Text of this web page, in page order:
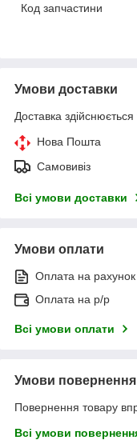
Код запчастини
Умови доставки
Доставка здійснюється
Нова Пошта
Самовивіз
Всі умови доставки
Умови оплати
Оплата на рахунок
Оплата на р/р
Всі умови оплати
Умови повернення
Повернення товару
Всі умови